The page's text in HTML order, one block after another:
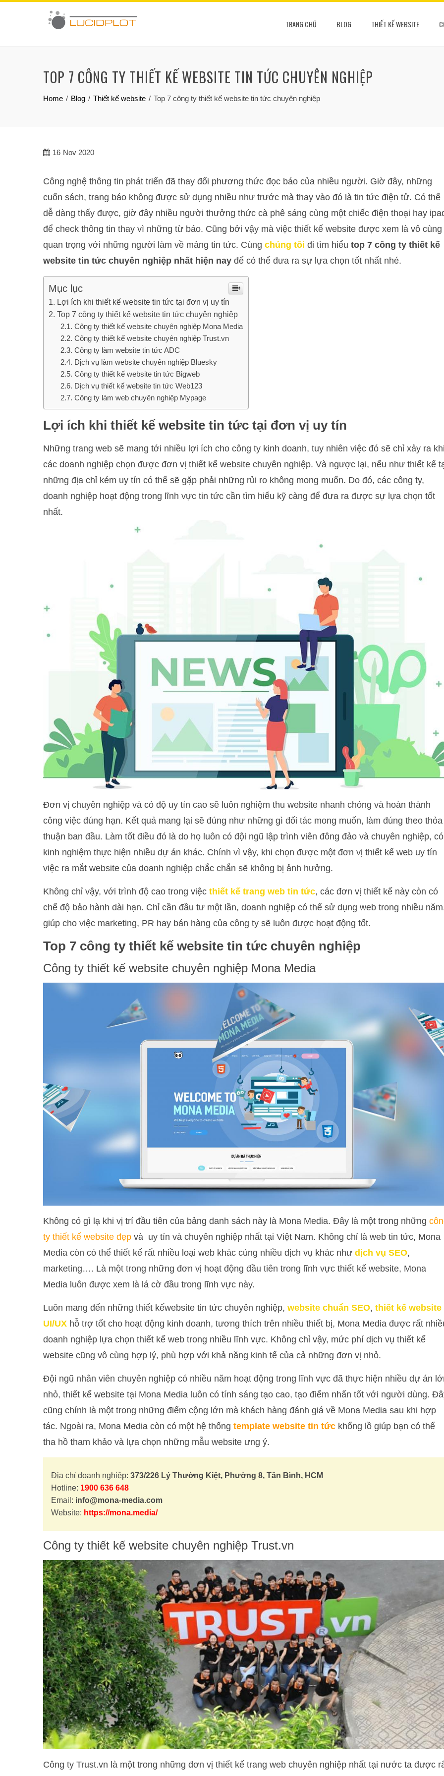
TRANG CHỦ BLOG THIẾT KẾ WEBSITE
TOP 7 CÔNG TY THIẾT KẾ WEBSITE TIN TỨC CHUYÊN NGHIỆP
Home Blog Thiết kế website Top 7 công ty thiết kế website tin tức chuyên nghiệp
16 Nov 2020
Công nghệ thông tin phát triển đã thay đổi phương thức đọc báo của nhiều người. Giờ đây, những
cuốn sách, trang báo không được sử dụng nhiều như trước mà thay vào đó là tin tức điện tử. Có thể
dễ dàng thấy được, giờ đây nhiều người thưởng thức cà phê sáng cùng một chiếc điện thoại hay
để check thông tin thay vì những từ báo. Cũng bởi vậy mà việc thiết kế website được xem là vô cùng
quan trọng với những người làm về mảng tin tức. Cùng chúng tôi đi tìm hiểu top 7 công ty thiết kế
website tin tức chuyên nghiệp nhất hiện nay để có thể đưa ra sự lựa chọn tốt nhất nhé.
Mục lục
Lợi ích khi thiết kế website tin tức tại đơn vị uy tín
Top 7 công ty thiết kế website tin tức chuyên nghiệp
Công ty thiết kế website chuyên nghiệp Mona Media
Công ty thiết kế website chuyên nghiệp Trust.vn
Công ty làm website tin tức ADC
Dịch vụ làm website chuyên nghiệp Bluesky
Công ty thiết kế website tin tức Bigweb
Dịch vụ thiết kế website tin tức Web123
Công ty làm web chuyên nghiệp Mypage
Lợi ích khi thiết kế website tin tức tại đơn vị uy tín
Những trang web sẽ mang tới nhiều lợi ích cho công ty kinh doanh, tuy nhiên việc đó sẽ chỉ xảy ra
các doanh nghiệp chọn được đơn vị thiết kế website chuyên nghiệp. Và ngược lại, nếu như thiết kế
những địa chỉ kém uy tín có thể sẽ gặp phải những rủi ro không mong muốn. Do đó, các công ty,
doanh nghiệp hoạt động trong lĩnh vực tin tức cần tìm hiểu kỹ càng để đưa ra được sự lựa chọn tốt
nhất.
Đơn vị chuyên nghiệp và có độ uy tín cao sẽ luôn nghiệm thu website nhanh chóng và hoàn thành
công việc đúng hạn. Kết quả mang lại sẽ đúng như những gì đối tác mong muốn, làm đúng theo thỏa
thuận ban đầu. Làm tốt điều đó là do họ luôn có đội ngũ lập trình viên đông đảo và chuyên nghiệp, có
kinh nghiệm thực hiện nhiều dự án khác. Chính vì vậy, khi chọn được một đơn vị thiết kế web uy tín
việc ra mắt website của doanh nghiệp chắc chắn sẽ không bị ảnh hưởng.
Không chỉ vậy, với trình độ cao trong việc thiết kế trang web tin tức, các đơn vị thiết kế này còn có
chế độ bảo hành dài hạn. Chỉ cần đầu tư một lần, doanh nghiệp có thể sử dụng web trong nhiều
giúp cho việc marketing, PR hay bán hàng của công ty sẽ luôn được hoạt động tốt.
Top 7 công ty thiết kế website tin tức chuyên nghiệp
Công ty thiết kế website chuyên nghiệp Mona Media
Không có gì lạ khi vị trí đầu tiên của bảng danh sách này là Mona Media. Đây là một trong những
ty thiết kế website đẹp và uy tín và chuyên nghiệp nhất tại Việt Nam. Không chỉ là web tin tức, Mona
Media còn có thể thiết kế rất nhiều loại web khác cùng nhiều dịch vụ khác như dịch vụ SEO,
marketing…. Là một trong những đơn vị hoạt động đầu tiên trong lĩnh vực thiết kế website, Mona
Media luôn được xem là lá cờ đầu trong lĩnh vực này.
Luôn mang đến những thiết kếwebsite tin tức chuyên nghiệp, website chuẩn SEO, thiết kế website
UI/UX hỗ trợ tốt cho hoạt động kinh doanh, tương thích trên nhiều thiết bị, Mona Media được rất
doanh nghiệp lựa chọn thiết kế web trong nhiều lĩnh vực. Không chỉ vậy, mức phí dịch vụ thiết kế
website cũng vô cùng hợp lý, phù hợp với khả năng kinh tế của cả những đơn vị nhỏ.
Đội ngũ nhân viên chuyên nghiệp có nhiều năm hoạt động trong lĩnh vực đã thực hiện nhiều dự án
nhỏ, thiết kế website tại Mona Media luôn có tính sáng tạo cao, tạo điểm nhấn tốt với người dùng.
cũng chính là một trong những điểm cộng lớn mà khách hàng đánh giá về Mona Media sau khi hợp
tác. Ngoài ra, Mona Media còn có một hệ thống template website tin tức khổng lồ giúp bạn có thể
tha hồ tham khảo và lựa chọn những mẫu website ưng ý.
Địa chỉ doanh nghiệp: 373/226 Lý Thường Kiệt, Phường 8, Tân Bình, HCM
Hotline: 1900 636 648
Email: info@mona-media.com
Website: https://mona.media/
Công ty thiết kế website chuyên nghiệp Trust.vn
Công ty Trust.vn là một trong những đơn vị thiết kế trang web chuyên nghiệp nhất tại nước ta được